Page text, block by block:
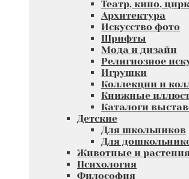
Театр, кино, цирк
Архитектура
Искусство фото
Шрифты
Мода и дизайн
Религиозное
Игрушки
Коллекции и
Книжные
Каталоги
Детские
Для школьников
Для
Животные и
Психология
Философия